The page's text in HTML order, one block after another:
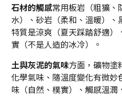
石材的觸感常用板岩（粗獷、
水）、砂岩（柔和、溫暖）
特質是涼爽（夏天踩踏舒適
實（不是人造的冰冷）。
土與灰泥的氣味方面，礦物塗
化學氣味、隨溫度變化有微
味（自然、樸實）、觸感溫潤